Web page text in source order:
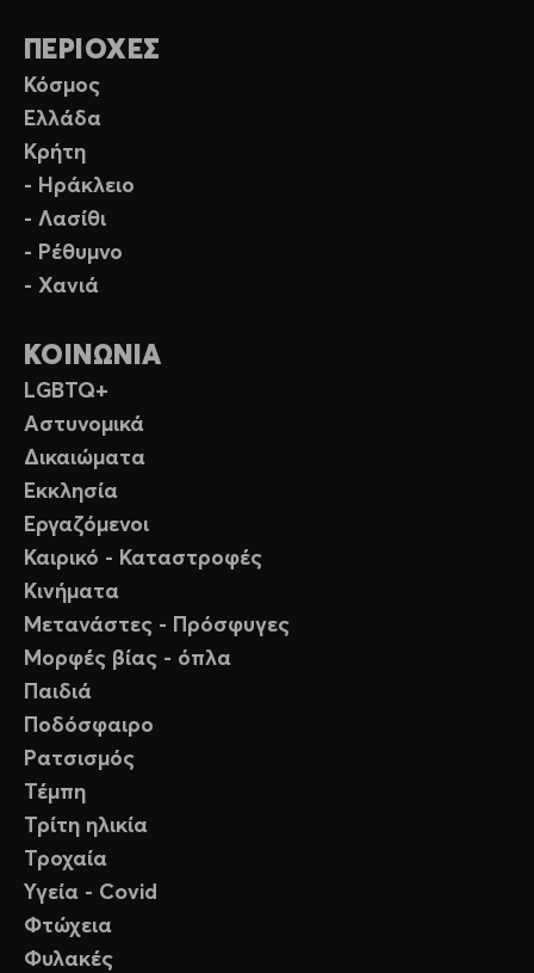
ΠΕΡΙΟΧΕΣ
Κόσμος
Ελλάδα
Κρήτη
- Ηράκλειο
- Λασίθι
- Ρέθυμνο
- Χανιά
ΚΟΙΝΩΝΙΑ
LGBTQ+
Αστυνομικά
Δικαιώματα
Εκκλησία
Εργαζόμενοι
Καιρικό - Καταστροφές
Κινήματα
Μετανάστες - Πρόσφυγες
Μορφές βίας - όπλα
Παιδιά
Ποδόσφαιρο
Ρατσισμός
Τέμπη
Τρίτη ηλικία
Τροχαία
Υγεία - Covid
Φτώχεια
Φυλακές